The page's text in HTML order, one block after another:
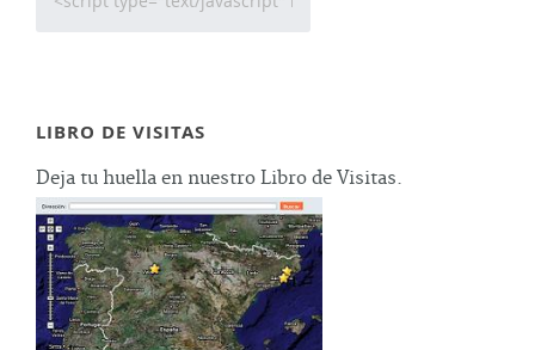
LIBRO DE VISITAS
Deja tu huella en nuestro Libro de Visitas.